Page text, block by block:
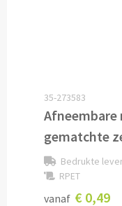
Snoep
Pepermunt
35-273583
Afneembare
gematchte
Bedrukte
RPET
vanaf € 0,49